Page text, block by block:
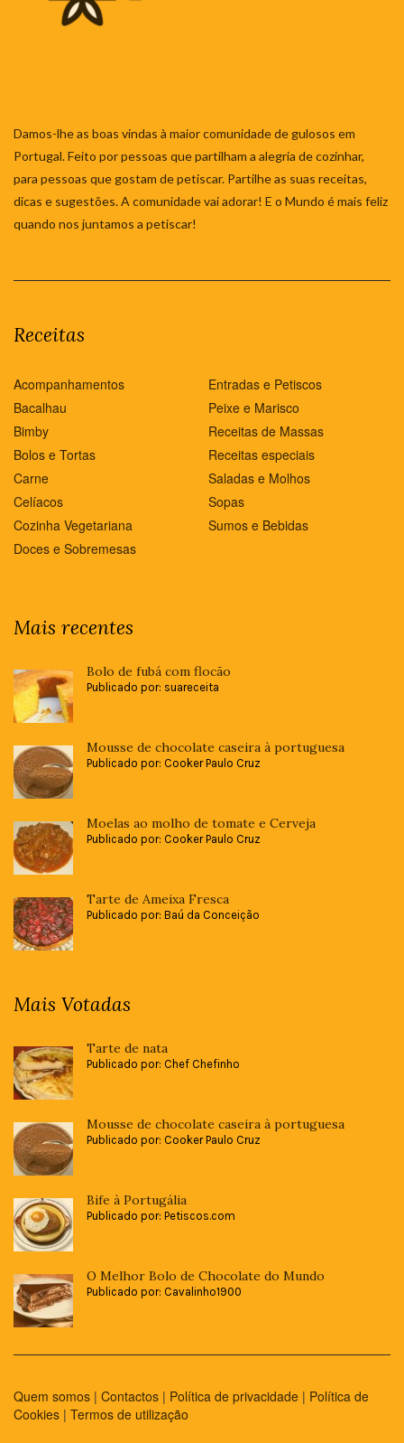
Damos-lhe as boas vindas à maior comunidade de gulosos em
Portugal. Feito por pessoas que partilham a alegria de cozinhar,
para pessoas que gostam de petiscar. Partilhe as suas receitas,
dicas e sugestões. A comunidade vai adorar! E o Mundo é mais feliz
quando nos juntamos a petiscar!
Receitas
Acompanhamentos
Bacalhau
Bimby
Bolos e Tortas
Carne
Celíacos
Cozinha Vegetariana
Doces e Sobremesas
Entradas e Petiscos
Peixe e Marisco
Receitas de Massas
Receitas especiais
Saladas e Molhos
Sopas
Sumos e Bebidas
Mais recentes
Bolo de fubá com flocão
Publicado por: suareceita
Mousse de chocolate caseira à portuguesa
Publicado por: Cooker Paulo Cruz
Moelas ao molho de tomate e Cerveja
Publicado por: Cooker Paulo Cruz
Tarte de Ameixa Fresca
Publicado por: Baú da Conceição
Mais Votadas
Tarte de nata
Publicado por: Chef Chefinho
Mousse de chocolate caseira à portuguesa
Publicado por: Cooker Paulo Cruz
Bife à Portugália
Publicado por: Petiscos.com
O Melhor Bolo de Chocolate do Mundo
Publicado por: Cavalinho1900
Quem somos | Contactos | Política de privacidade | Política de
Cookies | Termos de utilização